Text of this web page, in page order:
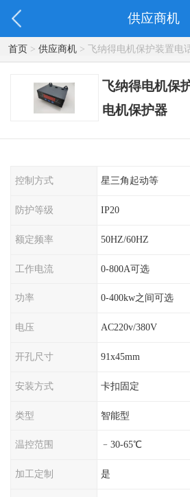
供应商机
首页> 供应商机> 飞纳得电机保护装置电
飞纳得电机保
电机保护器
控制方式 星三角起动等
防护等级 IP20
额定频率 50HZ/60HZ
工作电流 0-800A可选
功率 0-400kw之间可选
电压 AC220v/380V
开孔尺寸 91x45mm
安装方式 卡扣固定
类型 智能型
温控范围 ﹣30-65℃
加工定制 是